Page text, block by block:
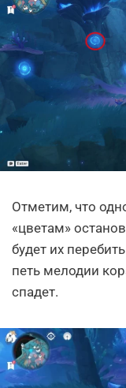
Отметим, что
«цветам»
будет их
петь мелодии
спадет.